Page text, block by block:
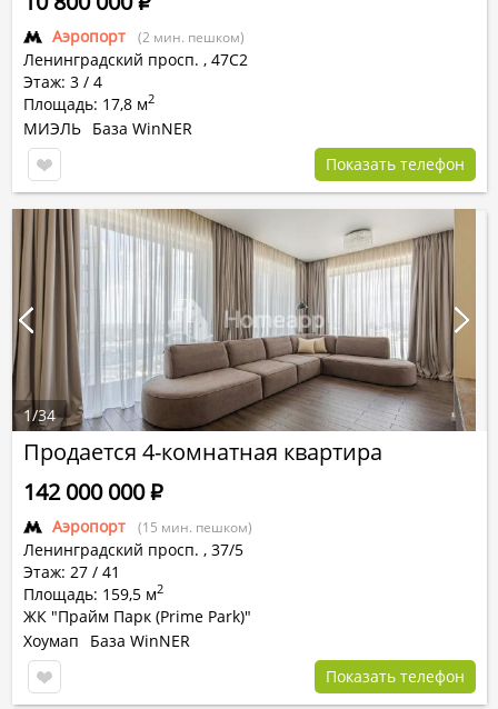
Аэропорт (2 мин. пешком)
Ленинградский просп. , 47С2
Этаж: 3 / 4
Площадь: 17,8 м2
МИЭЛЬ База WinNER
Показать телефон
Продается 4-комнатная квартира
Аэропорт (15 мин. пешком)
Ленинградский просп. , 37/5
Этаж: 27 / 41
Площадь: 159,5 м2
ЖК "Прайм Парк (Prime Park)"
142 000 000Р
Хоумап
База WinNER
Показать телефон
1/34